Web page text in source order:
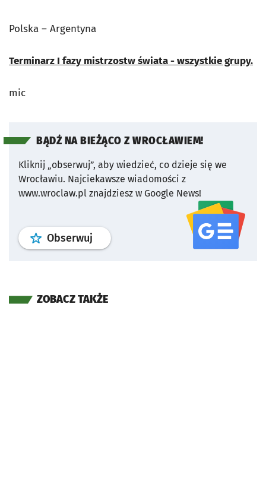
Polska – Argentyna
Terminarz I fazy mistrzostw świata - wszystkie grupy.
mic
BĄDŹ NA BIEŻĄCO Z WROCŁAWIEM!
Kliknij „obserwuj”, aby wiedzieć, co dzieje się we
Wrocławiu. Najciekawsze wiadomości z
www.wroclaw.pl znajdziesz w Google News!
Obserwuj profil serwisu
ZOBACZ TAKŻE